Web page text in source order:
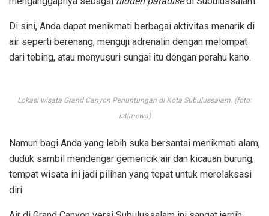
Di sini, Anda dapat menikmati berbagai aktivitas menarik di
air seperti berenang, menguji adrenalin dengan melompat
dari tebing, atau menyusuri sungai itu dengan perahu kano.
Lokasi wisata Grand Canyon Penuntungan di Kota Subulussalam. (foto:
istimewa)
Namun bagi Anda yang lebih suka bersantai menikmati alam,
duduk sambil mendengar gemericik air dan kicauan burung,
tempat wisata ini jadi pilihan yang tepat untuk merelaksasi
diri.